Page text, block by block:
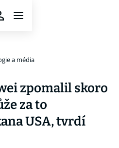
a média
zpomalil skoro
za to
USA, tvrdí